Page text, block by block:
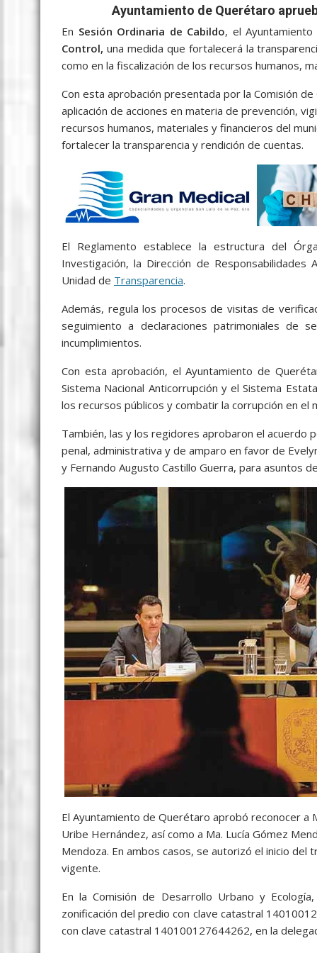
e
b
o
o
k
t
t
e
r
a
i
l
a
t
s
A
p
p
s
s
e
n
g
e
r
y
p
e
l
e
g
r
a
m
a
r
e
Ayuntamiento de Querétaro
En Sesión Ordinaria de Cabildo, el
Control, una medida que fortalecerá la
como en la fiscalización de los recursos humanos,
Con esta aprobación presentada por la Comisión
aplicación de acciones en materia de prevención,
recursos humanos, materiales y financieros del
fortalecer la transparencia y rendición de cuentas.
El Reglamento establece la estructura del
Investigación, la Dirección de
Unidad de Transparencia.
Además, regula los procesos de visitas de
seguimiento a declaraciones patrimoniales de
incumplimientos.
Con esta aprobación, el Ayuntamiento de
Sistema Nacional Anticorrupción y el Sistema
los recursos públicos y combatir la corrupción en el
También, las y los regidores aprobaron el acuerdo
penal, administrativa y de amparo en favor de
y Fernando Augusto Castillo Guerra, para asuntos
El Ayuntamiento de Querétaro aprobó reconocer a
Uribe Hernández, así como a Ma. Lucía Gómez
Mendoza. En ambos casos, se autorizó el inicio
vigente.
En la Comisión de Desarrollo Urbano y
zonificación del predio con clave catastral
con clave catastral 140100127644262, en la